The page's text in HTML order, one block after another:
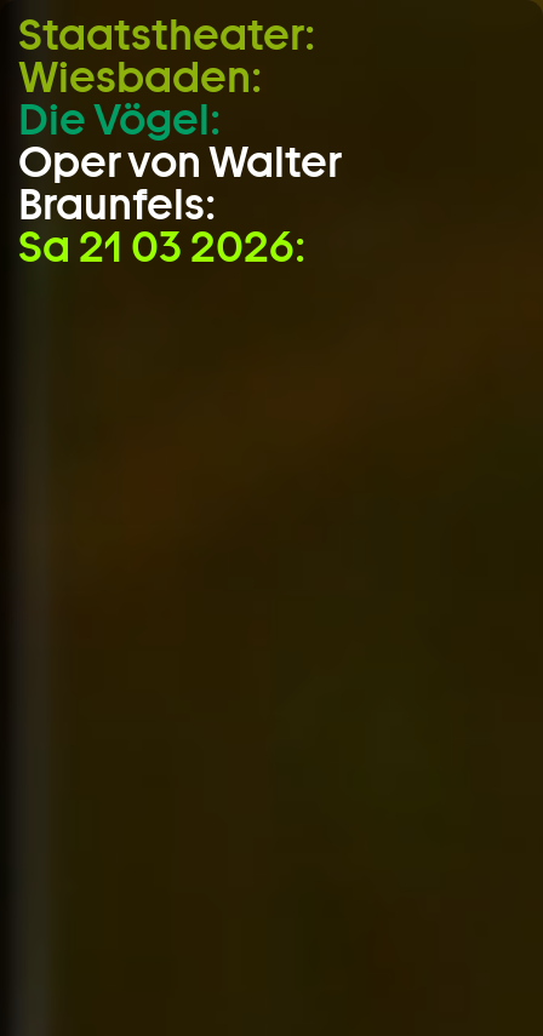
Zum Hauptinhalt springen
Zum Footer springen
Staatstheater:
Wiesbaden:
Die Vögel:
Oper von Walter
Braunfels:
Sa 21 03 2026: